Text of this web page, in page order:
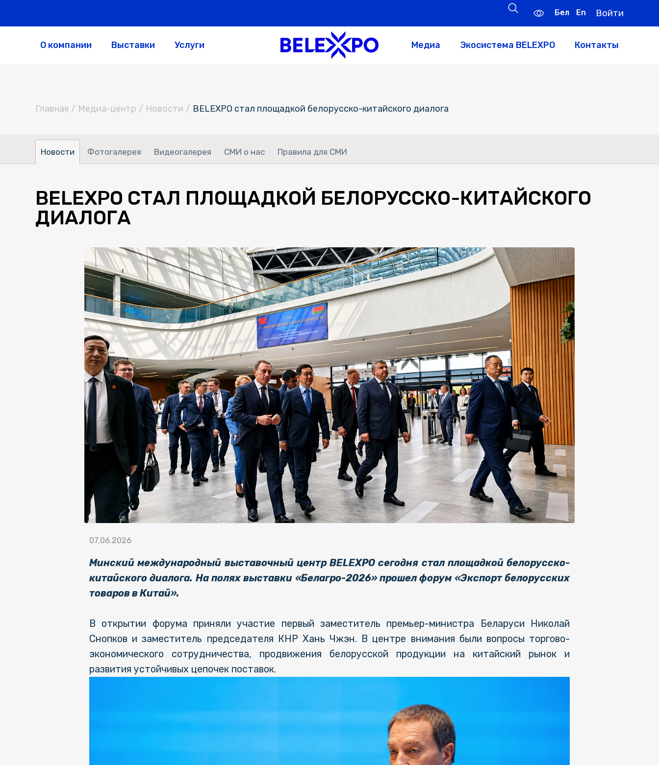
Бел En Войти
О компании Выставки Услуги Медиа Экосистема BELEXPO Контакты
Главная / Медиа-центр / Новости / BELEXPO стал площадкой белорусско-китайского диалога
Новости Фотогалерея Видеогалерея СМИ о нас Правила для СМИ
BELEXPO СТАЛ ПЛОЩАДКОЙ БЕЛОРУССКО-КИТАЙСКОГО
ДИАЛОГА
07.06.2026
Минский международный выставочный центр BELEXPO сегодня стал площадкой белорусско-
китайского диалога. На полях выставки «Белагро-2026» прошел форум «Экспорт белорусских
товаров в Китай».
В открытии форума приняли участие первый заместитель премьер-министра Беларуси Николай
Снопков и заместитель председателя КНР Хань Чжэн. В центре внимания были вопросы торгово-
экономического сотрудничества, продвижения белорусской продукции на китайский рынок и
развития устойчивых цепочек поставок.